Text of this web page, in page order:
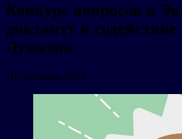
Конкурс вопросов к
диктанту и
Лужкова
16 сентября 2025